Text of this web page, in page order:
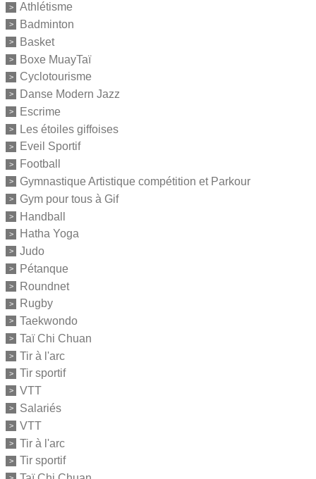
Athlétisme
Badminton
Basket
Boxe MuayTaï
Cyclotourisme
Danse Modern Jazz
Escrime
Les étoiles giffoises
Eveil Sportif
Football
Gymnastique Artistique compétition et Parkour
Gym pour tous à Gif
Handball
Hatha Yoga
Judo
Pétanque
Roundnet
Rugby
Taekwondo
Taï Chi Chuan
Tir à l'arc
Tir sportif
VTT
Salariés
VTT
Tir à l'arc
Tir sportif